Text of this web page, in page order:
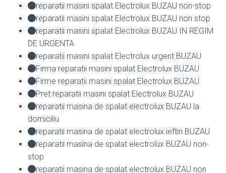
reparatii masini spalat Electrolux BUZAU non-stop
reparatii masini spalat Electrolux BUZAU non stop
reparatii masini spalat Electrolux BUZAU IN REGIM
DE URGENTA
reparatii masini spalat Electrolux urgent BUZAU
Firma reparatii masini spalat Electrolux BUZAU
Firme reparatii masini spalat Electrolux BUZAU
Pret reparatii masini spalat Electrolux BUZAU
reparatii masina de spalat electrolux BUZAU la
domiciliu
reparatii masina de spalat electrolux ieftin BUZAU
reparatii masina de spalat electrolux BUZAU non-
stop
reparatii masina de spalat electrolux BUZAU non